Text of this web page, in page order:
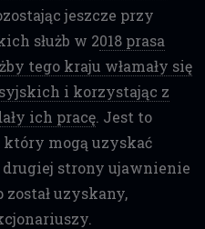
jeszcze przy
służb w 2018 prasa
tego kraju włamały się
i korzystając z
ich pracę. Jest to
który mogą uzyskać
drugiej strony ujawnienie
został uzyskany,